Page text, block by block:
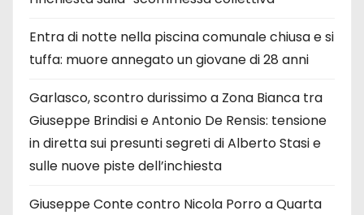
Entra di notte nella piscina comunale chiusa e si
tuffa: muore annegato un giovane di 28 anni
Garlasco, scontro durissimo a Zona Bianca tra
Giuseppe Brindisi e Antonio De Rensis: tensione
in diretta sui presunti segreti di Alberto Stasi e
sulle nuove piste dell’inchiesta
Giuseppe Conte contro Nicola Porro a Quarta